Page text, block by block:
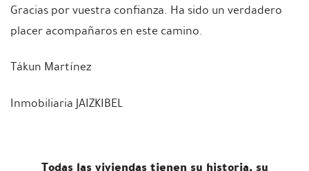
Gracias por vuestra confianza. Ha sido un verdadero
placer acompañaros en este camino.
Tákun Martínez
Inmobiliaria JAIZKIBEL
Todas las viviendas tienen su historia, su